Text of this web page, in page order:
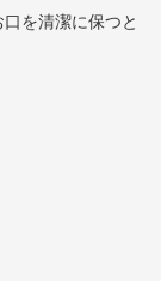
を清潔に保つと